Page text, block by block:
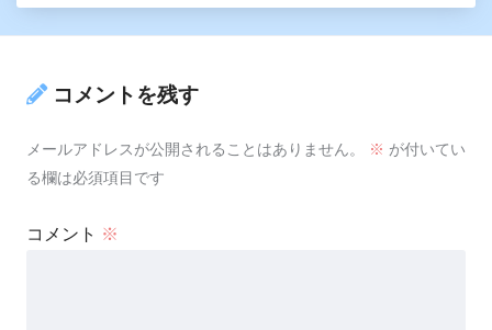
コメントを残す
メールアドレスが公開されることはありません。 ※ が付いてい
る欄は必須項目です
コメント ※